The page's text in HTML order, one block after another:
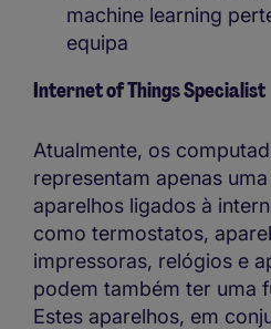
machine learning
equipa
Internet of Things Specialist
Atualmente, os
representam apenas
aparelhos ligados à
como termostatos,
impressoras, relógios e
podem também ter uma
Estes aparelhos, em